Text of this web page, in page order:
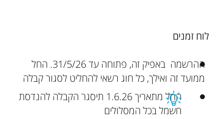
לוח זמנים
ההרשמה באפיק זה, פתוחה עד 31/5/26. החל
ממועד זה ואילך, כל חוג רשאי להחליט לסגור קבלה
החל מתאריך 1.6.26 תיסגר הקבלה להנדסת
חשמל בכל המסלולים